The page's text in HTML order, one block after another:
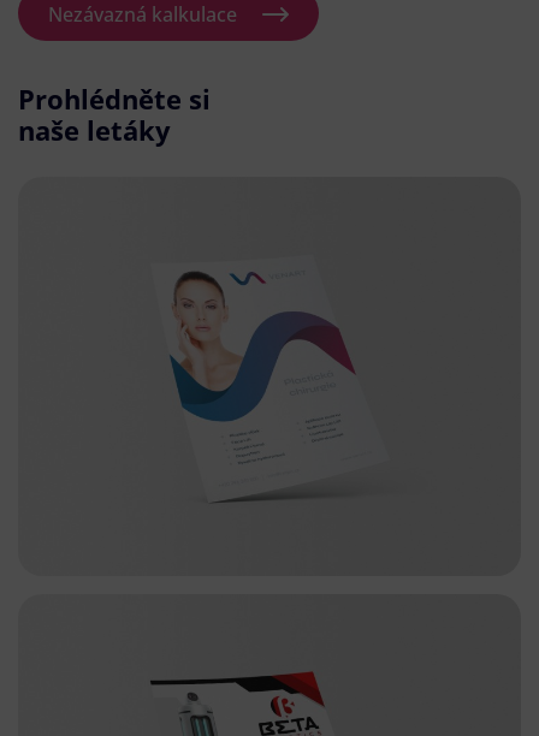
Nezávazná kalkulace
Prohlédněte si
naše letáky